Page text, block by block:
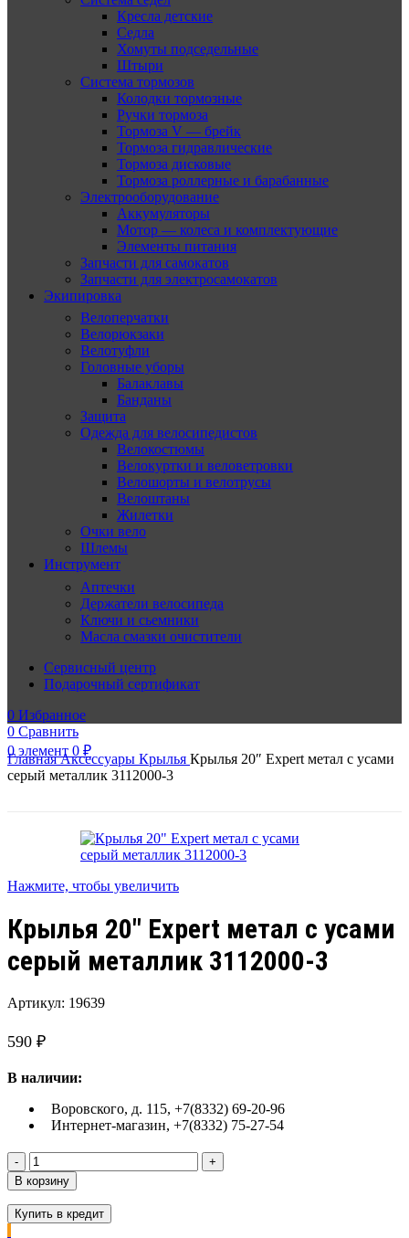
Кресла детские
Седла
Хомуты подседельные
Штыри
Система тормозов
Колодки тормозные
Ручки тормоза
Тормоза V — брейк
Тормоза гидравлические
Тормоза дисковые
Тормоза роллерные и барабанные
Электрооборудование
Аккумуляторы
Мотор — колеса и комплектующие
Элементы питания
Запчасти для самокатов
Запчасти для электросамокатов
Экипировка
Велоперчатки
Велорюкзаки
Велотуфли
Головные уборы
Балаклавы
Банданы
Защита
Одежда для велосипедистов
Велокостюмы
Велокуртки и веловетровки
Велошорты и велотрусы
Велоштаны
Жилетки
Очки вело
Шлемы
Инструмент
Аптечки
Держатели велосипеда
Ключи и сьемники
Масла смазки очистители
Сервисный центр
Подарочный сертификат
0 Избранное
0 Сравнить
0элемент 0 ₽
ГлавнаяАксессуары Крылья Крылья 20″ Expert метал с усами
серый металлик 3112000-3
Нажмите, чтобы увеличить
Крылья 20″ Expert метал с усами
серый металлик 3112000-3
Артикул: 19639
590 ₽
В наличии:
Воровского, д. 115, +7(8332) 69-20-96
Интернет-магазин, +7(8332) 75-27-54
Количество
товара
Крылья
20"
Expert
В корзину
Купить в кредит